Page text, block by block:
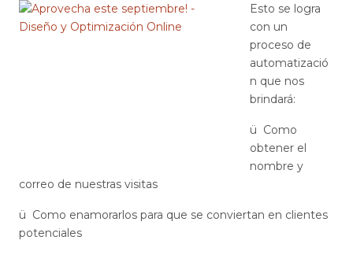
Esto se logra
con un
proceso de
automatizació
n que nos
brindará:
ü Como
obtener el
nombre y
correo de nuestras visitas
ü Como enamorarlos para que se conviertan en clientes
potenciales